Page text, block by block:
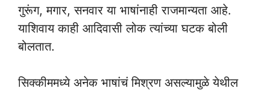
गुरूंग, मगार, सनवार या भाषांनाही राजमान्यता आहे.
याशिवाय काही आदिवासी लोक त्यांच्या घटक बोली
बोलतात.
सिक्कीममध्ये अनेक भाषांचं मिश्रण असल्यामुळे येथील